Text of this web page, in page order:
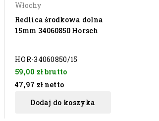
Włochy
Redlica środkowa dolna
15mm 34060850 Horsch
HOR-34060850/15
59,00 złbrutto
47,97 zł netto
Dodaj do koszyka